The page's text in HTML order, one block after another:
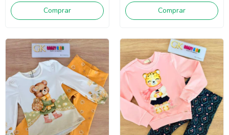
Comprar Comprar